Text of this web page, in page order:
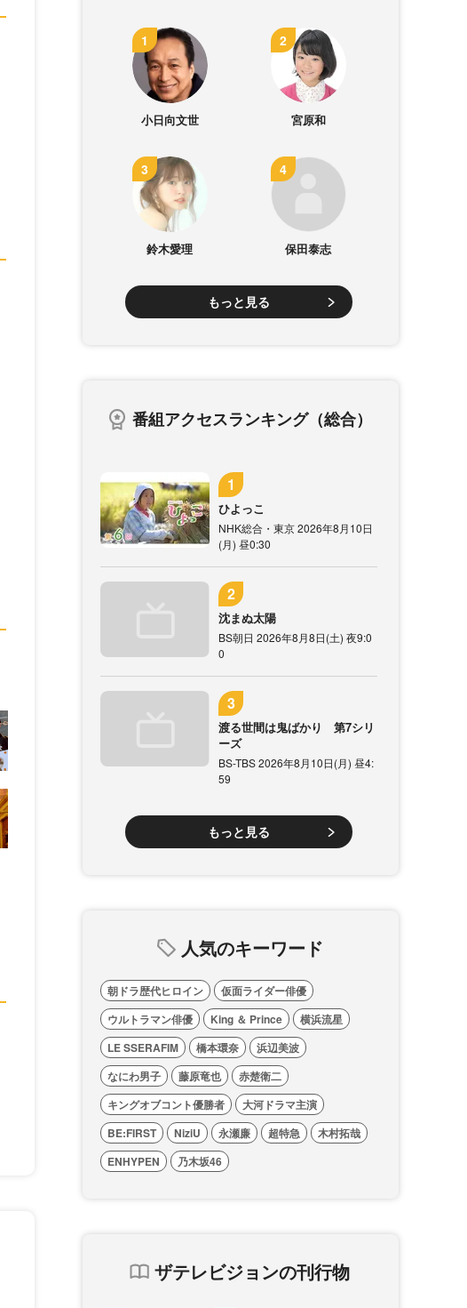
小日向文世 宮原和
鈴木愛理 保田泰志
もっと見る
番組アクセスランキング（総合）
ひよっこ
NHK総合・東京 2026年8月10日
(月) 昼0:30
沈まぬ太陽
BS朝日 2026年8月8日(土) 夜9:0
0
渡る世間は鬼ばかり 第7シリ
ーズ
BS-TBS 2026年8月10日(月) 昼4:
59
もっと見る
人気のキーワード
朝ドラ歴代ヒロイン
仮面ライダー俳優
ウルトラマン俳優
King ＆ Prince
横浜流星
LE SSERAFIM
橋本環奈
浜辺美波
なにわ男子
藤原竜也
赤楚衛二
キングオブコント優勝者
大河ドラマ主演
BE:FIRST
NiziU 永瀬廉 超特急
木村拓哉
ENHYPEN
乃木坂46
ザテレビジョンの刊行物